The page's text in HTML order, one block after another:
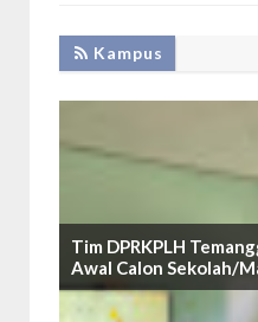
Kampus
Tim DPRKPLH
Awal Calon Sekolah/